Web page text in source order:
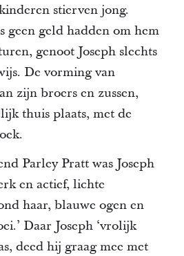
stierven jong.
geen geld hadden om hem
genoot Joseph slechts
De vorming van
zijn broers en zussen,
thuis plaats, met de
Parley Pratt was Joseph
en actief, lichte
haar, blauwe ogen en
Daar Joseph ‘vrolijk
deed hij graag mee met